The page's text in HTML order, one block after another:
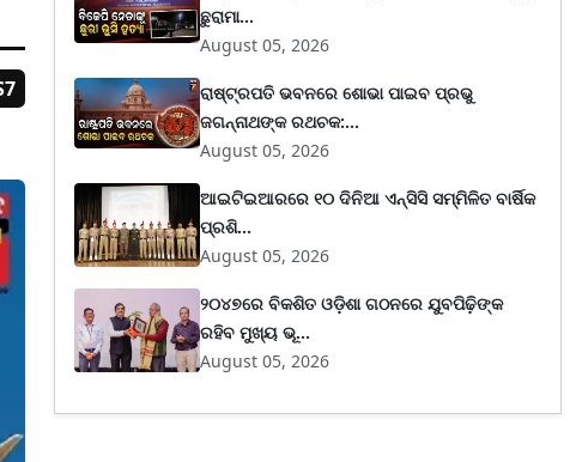
ଛୁରାମା...
August 05, 2026
ରାଷ୍ଟ୍ରପତି ଭବନରେ ଶୋଭା ପାଇବ ପ୍ରଭୁ
ଜଗନ୍ନାଥଙ୍କ ରଥଚକ:...
August 05, 2026
ଆଇଟିଇଆରରେ ୧୦ ଦିନିଆ ଏନ୍‌ସିସି ସମ୍ମିଳିତ ବାର୍ଷିକ
ପ୍ରଶି...
August 05, 2026
୨୦୪୭ରେ ବିକଶିତ ଓଡ଼ିଶା ଗଠନରେ ଯୁବପିଢ଼ିଙ୍କ
ରହିବ ମୁଖ୍ୟ ଭୂ...
August 05, 2026